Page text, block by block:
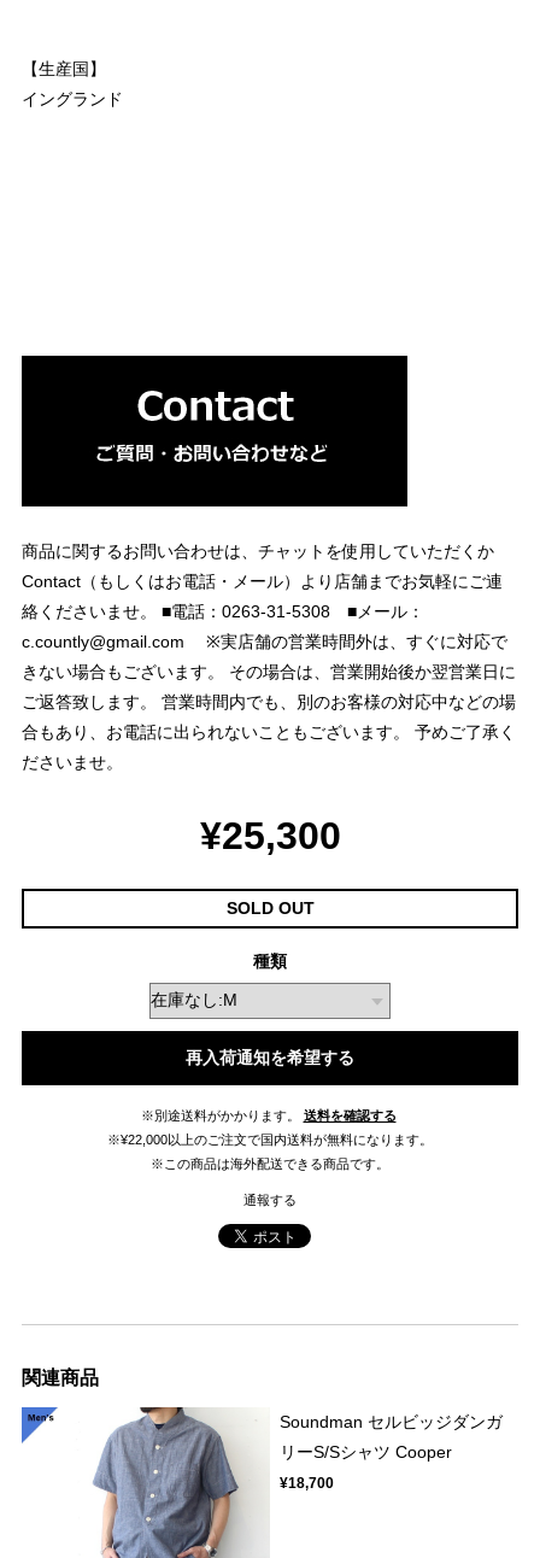
【生産国】
イングランド
商品に関するお問い合わせは、チャットを使用していただくか
Contact（もしくはお電話・メール）より店舗までお気軽にご連
絡くださいませ。 ■電話：0263-31-5308 ■メール：
c.countly@gmail.com ※実店舗の営業時間外は、すぐに対応で
きない場合もございます。 その場合は、営業開始後か翌営業日に
ご返答致します。 営業時間内でも、別のお客様の対応中などの場
合もあり、お電話に出られないこともございます。 予めご了承く
ださいませ。
¥25,300
SOLD OUT
種類
再入荷通知を希望する
※別途送料がかかります。
送料を確認する
※¥22,000以上のご注文で国内送料が無料になります。
※この商品は海外配送できる商品です。
通報する
関連商品
Soundman セルビッジダンガ
リーS/Sシャツ Cooper
¥18,700